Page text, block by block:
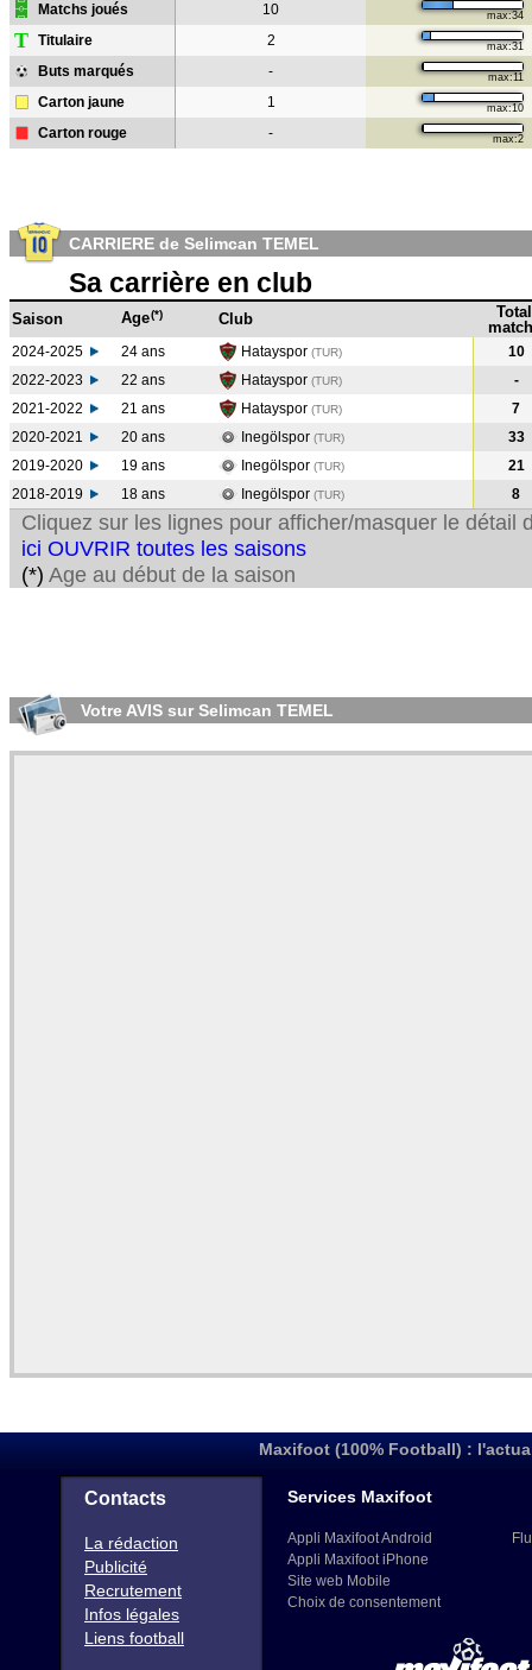
Matchs joués 10 max:34
T Titulaire 2 max:31
Buts marqués - max:11
Carton jaune 1 max:10
Carton rouge - max:2
CARRIERE de Selimcan TEMEL
Sa carrière en club
Saison Age(*) Club
Total
2024-2025 24 ans Hatayspor (TUR)
10
2022-2023
22 ans Hatayspor (TUR)
-
2021-2022
21 ans Hatayspor (TUR)
7
2020-2021
20 ans Inegölspor (TUR)
33
2019-2020
19 ans Inegölspor (TUR)
21
2018-2019
18 ans Inegölspor (TUR) 8
Cliquez sur les lignes pour afficher/masquer le détail
ici OUVRIR toutes les saisons
(*) Age au début de la saison
Votre AVIS sur Selimcan TEMEL
Maxifoot (100% Football) :
Contacts
La rédaction
Publicité
Recrutement
Infos légales
Liens football
Services Maxifoot
Appli Maxifoot Android
Appli Maxifoot iPhone
Site web Mobile
Choix de consentement